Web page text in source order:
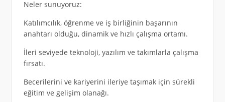
Neler sunuyoruz:
Katılımcılık, öğrenme ve iş birliğinin başarının
anahtarı olduğu, dinamik ve hızlı çalışma ortamı.
İleri seviyede teknoloji, yazılım ve takımlarla çalışma
fırsatı.
Becerilerini ve kariyerini ileriye taşımak için sürekli
eğitim ve gelişim olanağı.